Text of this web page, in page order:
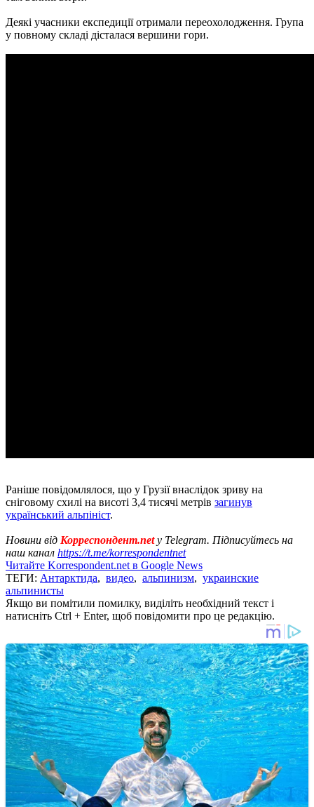
Деякі учасники експедиції отримали переохолодження. Група
у повному складі дісталася вершини гори.
Раніше повідомлялося, що у Грузії внаслідок зриву на
сніговому схилі на висоті 3,4 тисячі метрів загинув
український альпініст.
Новини від Корреспондент.netу Telegram. Підписуйтесь на
наш канал https://t.me/korrespondentnet
Читайте Korrespondent.net в Google News
ТЕГИ: Антарктида, видео, альпинизм, украинские
альпинисты
Якщо ви помітили помилку, виділіть необхідний текст і
натисніть Ctrl + Enter, щоб повідомити про це редакцію.